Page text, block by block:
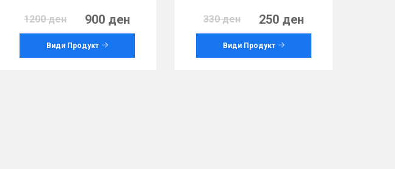
1200 ден 900 ден
Види Продукт
330 ден 250 ден
Види Продукт